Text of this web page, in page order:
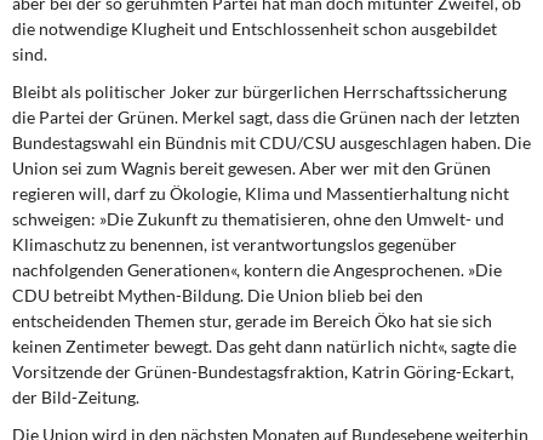
die notwendige Klugheit und Entschlossenheit schon ausgebildet
sind.
Bleibt als politischer Joker zur bürgerlichen Herrschaftssicherung
die Partei der Grünen. Merkel sagt, dass die Grünen nach der letzten
Bundestagswahl ein Bündnis mit CDU/CSU ausgeschlagen haben. Die
Union sei zum Wagnis bereit gewesen. Aber wer mit den Grünen
regieren will, darf zu Ökologie, Klima und Massentierhaltung nicht
schweigen: »Die Zukunft zu thematisieren, ohne den Umwelt- und
Klimaschutz zu benennen, ist verantwortungslos gegenüber
nachfolgenden Generationen«, kontern die Angesprochenen. »Die
CDU betreibt Mythen-Bildung. Die Union blieb bei den
entscheidenden Themen stur, gerade im Bereich Öko hat sie sich
keinen Zentimeter bewegt. Das geht dann natürlich nicht«, sagte die
Vorsitzende der Grünen-Bundestagsfraktion, Katrin Göring-Eckart,
der Bild-Zeitung.
Die Union wird in den nächsten Monaten auf Bundesebene weiterhin